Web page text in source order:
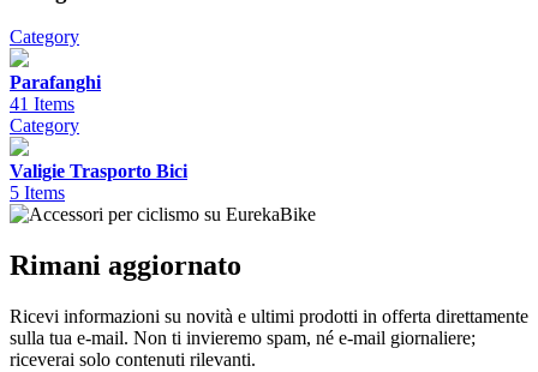
Category
Parafanghi
41 Items
Category
Valigie Trasporto Bici
5 Items
Rimani aggiornato
Ricevi informazioni su novità e ultimi prodotti in offerta direttamente
sulla tua e-mail. Non ti invieremo spam, né e-mail giornaliere;
riceverai solo contenuti rilevanti.